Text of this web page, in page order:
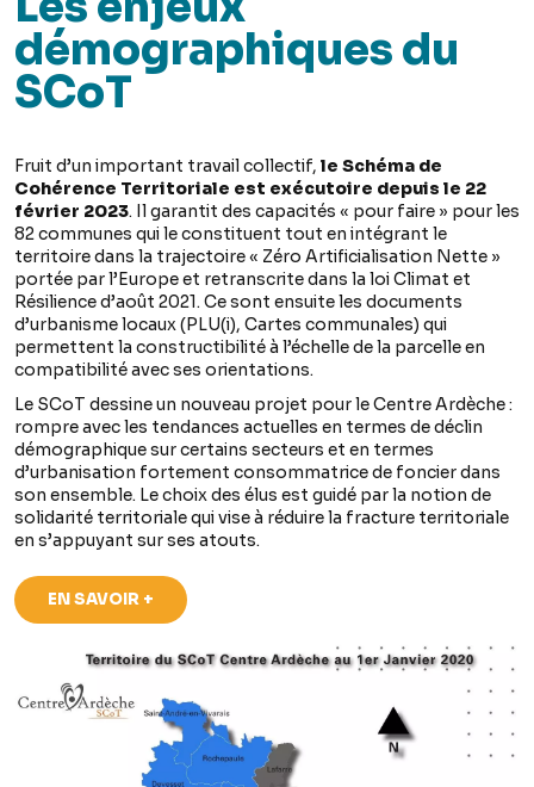
démographiques du
SCoT
Fruit d’un important travail collectif, le Schéma de
Cohérence Territoriale est exécutoire depuis le 22
février 2023. Il garantit des capacités « pour faire » pour les
82 communes qui le constituent tout en intégrant le
territoire dans la trajectoire « Zéro Artificialisation Nette »
portée par l’Europe et retranscrite dans la loi Climat et
Résilience d’août 2021. Ce sont ensuite les documents
d’urbanisme locaux (PLU(i), Cartes communales) qui
permettent la constructibilité à l’échelle de la parcelle en
compatibilité avec ses orientations.
Le SCoT dessine un nouveau projet pour le Centre Ardèche :
rompre avec les tendances actuelles en termes de déclin
démographique sur certains secteurs et en termes
d’urbanisation fortement consommatrice de foncier dans
son ensemble. Le choix des élus est guidé par la notion de
solidarité territoriale qui vise à réduire la fracture territoriale
en s’appuyant sur ses atouts.
EN SAVOIR +